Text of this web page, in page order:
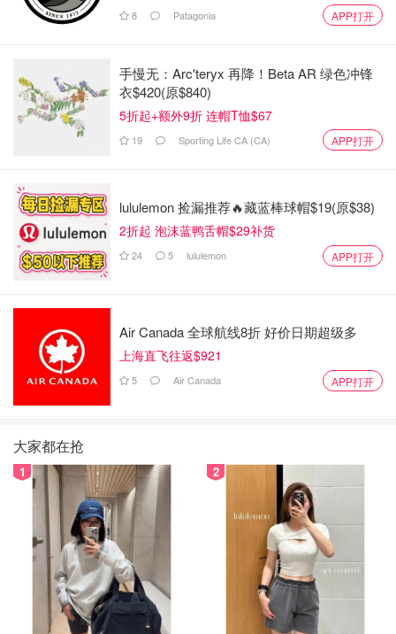
8 Patagonia APP打开
手慢无：Arc'teryx 再降！Beta AR 绿色冲锋
衣$420(原$840)
5折起+额外9折 连帽T恤$67
19 Sporting Life CA (CA) APP打开
lululemon 捡漏推荐🔥藏蓝棒球帽$19(原$38)
2折起 泡沫蓝鸭舌帽$29补货
24 5 lululemon APP打开
Air Canada 全球航线8折 好价日期超级多
上海直飞往返$921
5 Air Canada APP打开
大家都在抢
1 2